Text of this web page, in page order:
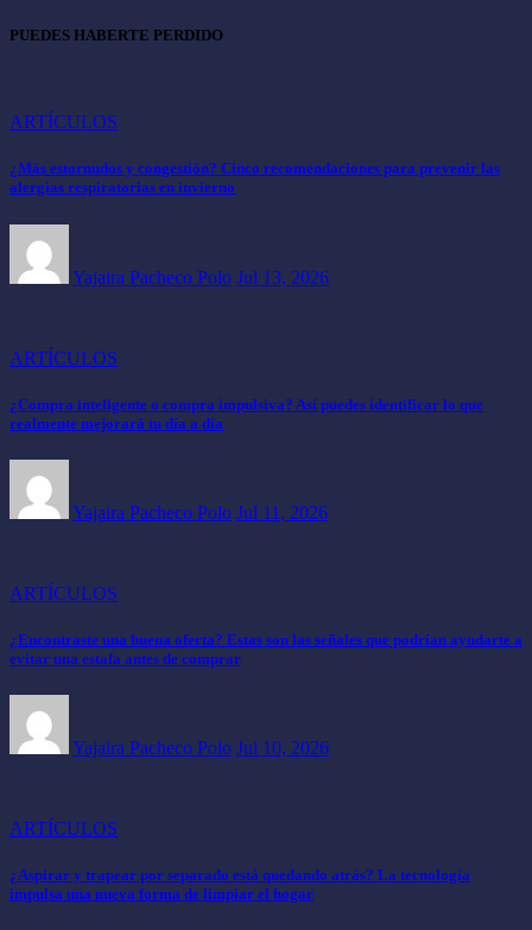
PUEDES HABERTE PERDIDO
ARTÍCULOS
¿Más estornudos y congestión? Cinco recomendaciones para prevenir las
alergias respiratorias en invierno
Yajaira Pacheco Polo Jul 13, 2026
ARTÍCULOS
¿Compra inteligente o compra impulsiva? Así puedes identificar lo que
realmente mejorará tu día a día
Yajaira Pacheco Polo Jul 11, 2026
ARTÍCULOS
¿Encontraste una buena oferta? Estas son las señales que podrían ayudarte a
evitar una estafa antes de comprar
Yajaira Pacheco Polo Jul 10, 2026
ARTÍCULOS
¿Aspirar y trapear por separado está quedando atrás? La tecnología
impulsa una nueva forma de limpiar el hogar